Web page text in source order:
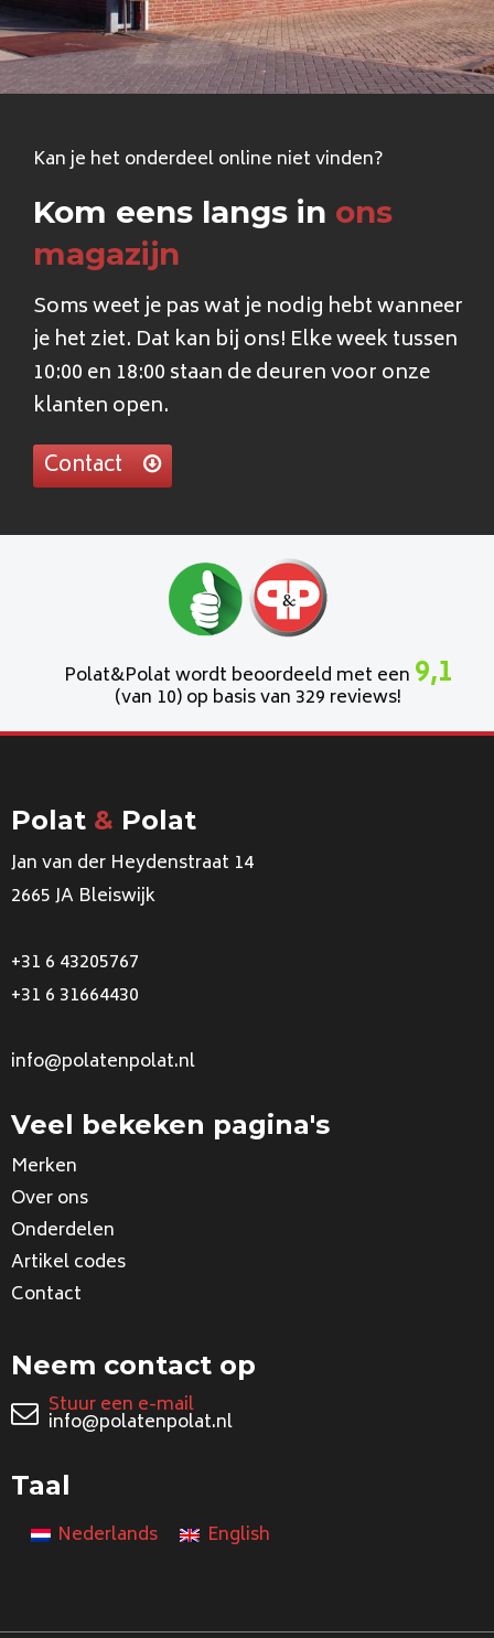
Kan je het onderdeel online niet vinden?
Kom eens langs in ons
magazijn
Soms weet je pas wat je nodig hebt wanneer
je het ziet. Dat kan bij ons! Elke week tussen
10:00 en 18:00 staan de deuren voor onze
klanten open.
Contact
Polat&Polat wordt beoordeeld met een 9,1
(van 10) op basis van 329 reviews!
Polat & Polat
Jan van der Heydenstraat 14
2665 JA Bleiswijk
+31 6 43205767
+31 6 31664430
info@polatenpolat.nl
Veel bekeken pagina's
Merken
Over ons
Onderdelen
Artikel codes
Contact
Neem contact op
Stuur een e-mail
info@polatenpolat.nl
Taal
Nederlands English